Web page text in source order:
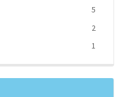
5
2
1